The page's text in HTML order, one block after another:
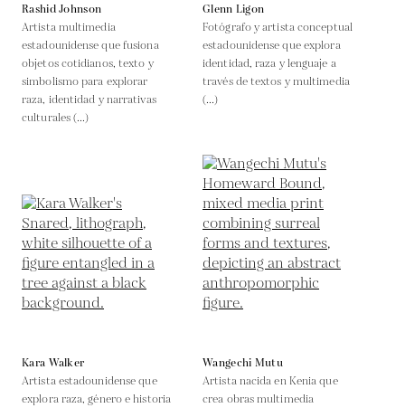
Rashid Johnson
Artista multimedia
estadounidense que fusiona
objetos cotidianos, texto y
simbolismo para explorar
raza, identidad y narrativas
culturales (...)
Glenn Ligon
Fotógrafo y artista conceptual
estadounidense que explora
identidad, raza y lenguaje a
través de textos y multimedia
(...)
Kara Walker
Artista estadounidense que
explora raza, género e historia
Wangechi Mutu
Artista nacida en Kenia que
crea obras multimedia